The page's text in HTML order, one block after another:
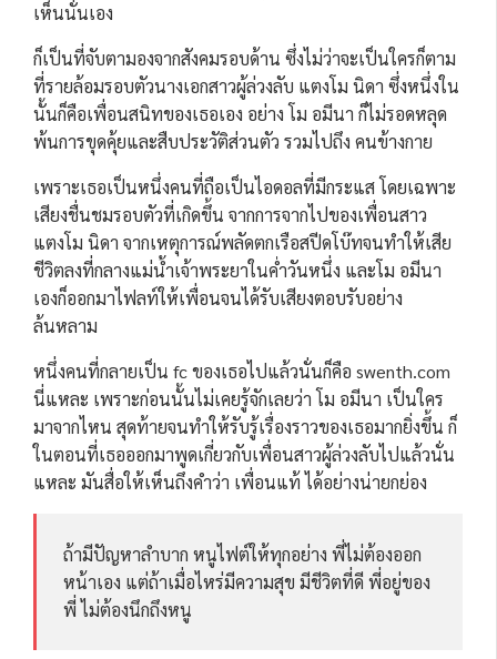
เห็นนั่นเอง
ก็เป็นที่จับตามองจากสังคมรอบด้าน ซึ่งไม่ว่าจะเป็นใครก็ตาม
ที่รายล้อมรอบตัวนางเอกสาวผู้ล่วงลับ แตงโม นิดา ซึ่งหนึ่งใน
นั้นก็คือเพื่อนสนิทของเธอเอง อย่าง โม อมีนา ก็ไม่รอดหลุด
พ้นการขุดคุ้ยและสืบประวัติส่วนตัว รวมไปถึง คนข้างกาย
เพราะเธอเป็นหนึ่งคนที่ถือเป็นไอดอลที่มีกระแส โดยเฉพาะ
เสียงชื่นชมรอบตัวที่เกิดขึ้น จากการจากไปของเพื่อนสาว
แตงโม นิดา จากเหตุการณ์พลัดตกเรือสปีดโบ๊ทจนทำให้เสีย
ชีวิตลงที่กลางแม่น้ำเจ้าพระยาในค่ำวันหนึ่ง และโม อมีนา
เองก็ออกมาไฟลท์ให้เพื่อนจนได้รับเสียงตอบรับอย่าง
ล้นหลาม
หนึ่งคนที่กลายเป็น fc ของเธอไปแล้วนั่นก็คือ swenth.com
นี่แหละ เพราะก่อนนั้นไม่เคยรู้จักเลยว่า โม อมีนา เป็นใคร
มาจากไหน สุดท้ายจนทำให้รับรู้เรื่องราวของเธอมากยิ่งขึ้น ก็
ในตอนที่เธอออกมาพูดเกี่ยวกับเพื่อนสาวผู้ล่วงลับไปแล้วนั่น
แหละ มันสื่อให้เห็นถึงคำว่า เพื่อนแท้ ได้อย่างน่ายกย่อง
ถ้ามีปัญหาลำบาก หนูไฟต์ให้ทุกอย่าง พี่ไม่ต้องออก
หน้าเอง แต่ถ้าเมื่อไหร่มีความสุข มีชีวิตที่ดี พี่อยู่ของ
พี่ ไม่ต้องนึกถึงหนู